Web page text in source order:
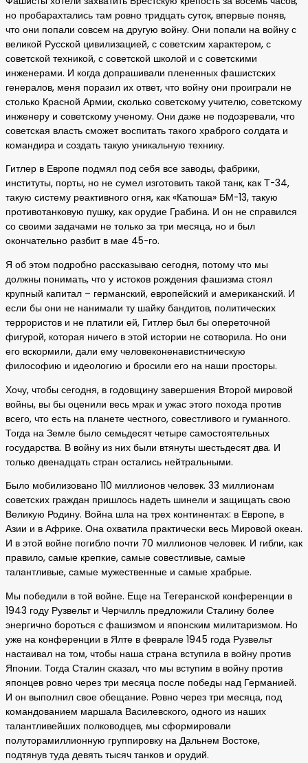
но пробарахтались там ровно тридцать суток, впервые поняв,
что они попали совсем на другую войну. Они попали на войну с
великой Русской цивилизацией, с советским характером, с
советской техникой, с советской школой и с советскими
инженерами. И когда допрашивали плененных фашистских
генералов, меня поразил их ответ, что войну они проиграли не
столько Красной Армии, сколько советскому учителю, советскому
инженеру и советскому ученому. Они даже не подозревали, что
советская власть сможет воспитать такого храброго солдата и
командира и создать такую уникальную технику.
Гитлер в Европе подмял под себя все заводы, фабрики,
институты, порты, но не сумел изготовить такой танк, как Т-34,
такую систему реактивного огня, как «Катюша» БМ-13, такую
противотанковую пушку, как орудие Грабина. И он не справился
со своими задачами не только за три месяца, но и был
окончательно разбит в мае 45-го.
Я об этом подробно рассказываю сегодня, потому что мы
должны понимать, что у истоков рождения фашизма стоял
крупный капитал – германский, европейский и американский. И
если бы они не нанимали ту шайку бандитов, политических
террористов и не платили ей, Гитлер был бы опереточной
фигурой, которая ничего в этой истории не сотворила. Но они
его вскормили, дали ему человеконенавистническую
философию и идеологию и бросили его на наши просторы.
Хочу, чтобы сегодня, в годовщину завершения Второй мировой
войны, вы бы оценили весь мрак и ужас этого похода против
всего, что есть на планете честного, совестливого и гуманного.
Тогда на Земле было семьдесят четыре самостоятельных
государства. В войну из них были втянуты шестьдесят два. И
только двенадцать стран остались нейтральными.
Было мобилизовано 110 миллионов человек. 33 миллионам
советских граждан пришлось надеть шинели и защищать свою
Великую Родину. Война шла на трех континентах: в Европе, в
Азии и в Африке. Она охватила практически весь Мировой океан.
И в этой войне погибло почти 70 миллионов человек. И гибли, как
правило, самые крепкие, самые совестливые, самые
талантливые, самые мужественные и самые храбрые.
Мы победили в той войне. Еще на Тегеранской конференции в
1943 году Рузвельт и Черчилль предложили Сталину более
энергично бороться с фашизмом и японским милитаризмом. Но
уже на конференции в Ялте в феврале 1945 года Рузвельт
настаивал на том, чтобы наша страна вступила в войну против
Японии. Тогда Сталин сказал, что мы вступим в войну против
японцев ровно через три месяца после победы над Германией.
И он выполнил свое обещание. Ровно через три месяца, под
командованием маршала Василевского, одного из наших
талантливейших полководцев, мы сформировали
полуторамиллионную группировку на Дальнем Востоке,
подтянув туда девять тысяч танков и орудий.